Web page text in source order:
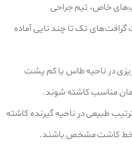
خاص، تیم جراحی
گرافت‌های تک‌ تا چند تایی آماده
در ناحیه طاس یا کم‌ پشت
مناسب کاشته شوند.
طبیعی در ناحیه گیرنده کاشته
خط کاشت مشخص باشند.